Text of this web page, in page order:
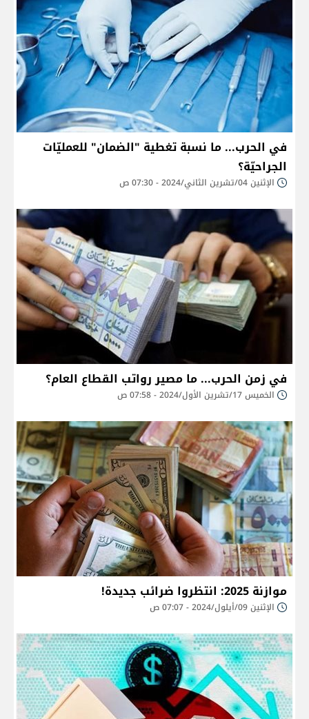
في الحرب... ما نسبة تغطية "الضمان" للعمليّات
الجراحيّة؟
الإثنين 04/تشرين الثاني/2024 - 07:30 ص
في زمن الحرب... ما مصير رواتب القطاع العام؟
الخميس 17/تشرين الأول/2024 - 07:58 ص
موازنة 2025: انتظروا ضرائب جديدة!
الإثنين 09/أيلول/2024 - 07:07 ص